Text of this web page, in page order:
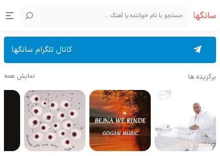
سانگها
کانال تلگرام سانگها
برگزیده ها نمایش همه